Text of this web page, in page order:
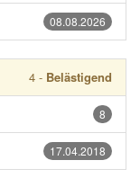
08.08.2026
4 - Belästigend
8
17.04.2018